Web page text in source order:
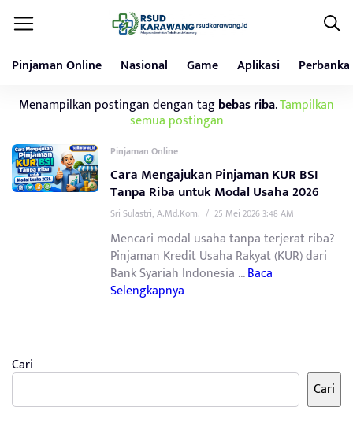
Pinjaman Online Nasional Game Aplikasi
Menampilkan postingan dengan tagbebas riba.Tampilkan
semua postingan
Pinjaman Online
Cara Mengajukan Pinjaman KUR BSI
Tanpa Riba untuk Modal Usaha 2026
Sri Sulastri, A.Md.Kom. / 25 Mei 2026 3:48 AM
Mencari modal usaha tanpa terjerat riba?
Pinjaman Kredit Usaha Rakyat (KUR) dari
Bank Syariah Indonesia ...Baca
Selengkapnya
Cari
Cari